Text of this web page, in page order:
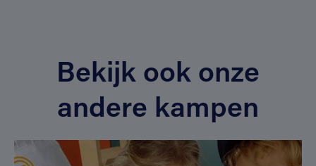
Bekijk ook onze
andere kampen